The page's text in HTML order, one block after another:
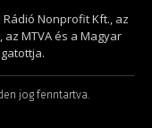
Nonprofit Kft., az
MTVA és a Magyar
jog fenntartva.